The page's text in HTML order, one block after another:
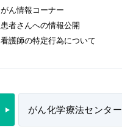
がん情報コーナー
患者さんへの情報公開
看護師の特定行為について
がん化学療法センター